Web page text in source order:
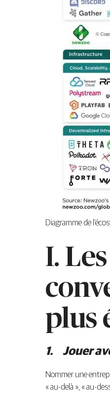
Diagramme de
I.
plus
1. Jouer
Nommer une
« au-delà », « au-